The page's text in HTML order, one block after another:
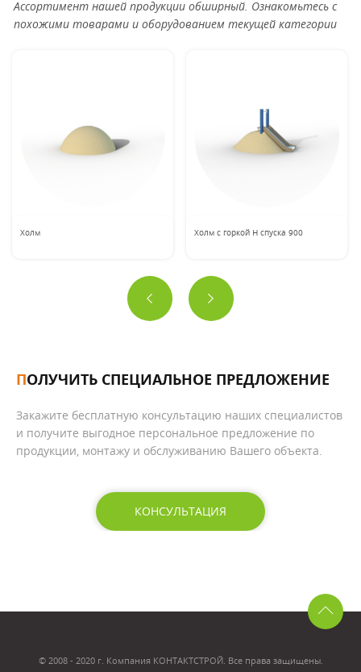
Ассортимент нашей продукции обширный. Ознакомьтесь с
похожими товарами и оборудованием текущей категории
Холм Холм с горкой H спуска 900
ПОЛУЧИТЬ СПЕЦИАЛЬНОЕ ПРЕДЛОЖЕНИЕ
Закажите бесплатную консультацию наших специалистов
и получите выгодное персональное предложение по
продукции, монтажу и обслуживанию Вашего объекта.
КОНСУЛЬТАЦИЯ
© 2008 - 2020 г. Компания КОНТАКТСТРОЙ. Все права защищены.